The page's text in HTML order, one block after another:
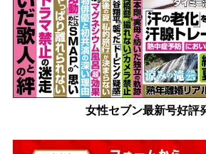
女性セブン最新号好評